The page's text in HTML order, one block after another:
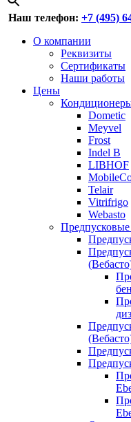
Menu
Наш телефон: +7 (495)
Основное
Перейти
содержимому
О компании
Реквизиты
Сертификаты
Наши работы
Цены
Dometic
Meyvel
Frost
Indel B
LIBHOF
Telair
Vitrifrigo
Webasto
Предпусковые